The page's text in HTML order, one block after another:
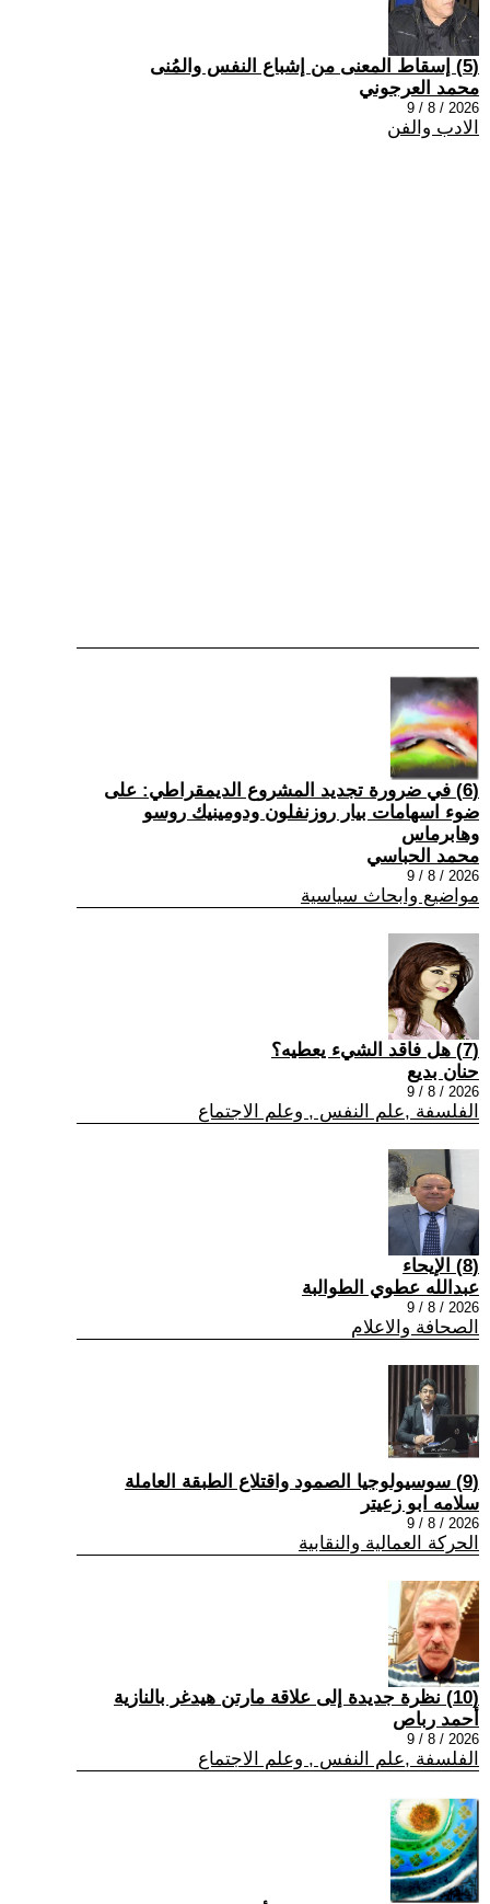
(5) إسقاط المعنى من إشباع النفس والمُنى
محمد العرجوني
2026 / 8 / 9
الادب والفن
(6) في ضرورة تجديد المشروع الديمقراطي: على
ضوء اسهامات بيار روزنفلون ودومينيك روسو
وهابرماس
محمد الحباسي
2026 / 8 / 9
مواضيع وابحاث سياسية
(7) هل فاقد الشيء يعطيه؟
حنان بديع
2026 / 8 / 9
الفلسفة ,علم النفس , وعلم الاجتماع
(8) الإيحاء
عبدالله عطوي الطوالبة
2026 / 8 / 9
الصحافة والاعلام
(9) سوسيولوجيا الصمود واقتلاع الطبقة العاملة
سلامه ابو زعيتر
2026 / 8 / 9
الحركة العمالية والنقابية
(10) نظرة جديدة إلى علاقة مارتن هيدغر بالنازية
أحمد رباص
2026 / 8 / 9
الفلسفة ,علم النفس , وعلم الاجتماع